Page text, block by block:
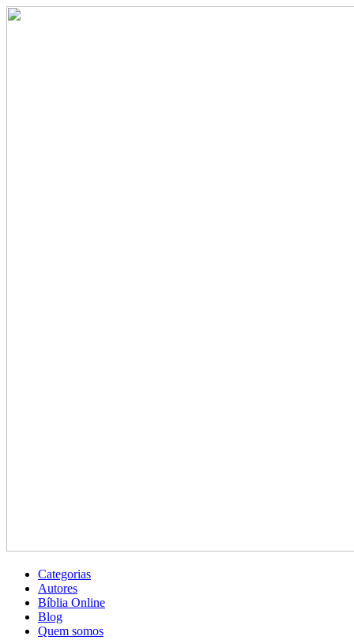
Categorias
Autores
Bíblia Online
Blog
Quem somos